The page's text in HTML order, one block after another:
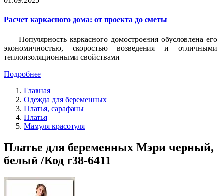
Расчет каркасного дома: от проекта до сметы
Популярность каркасного домостроения обусловлена его
экономичностью, скоростью возведения и отличными
теплоизоляционными свойствами
Подробнее
Главная
Одежда для беременных
Платья, сарафаны
Платья
Мамуля красотуля
Платье для беременных Мэри черный,
белый /Код r38-6411